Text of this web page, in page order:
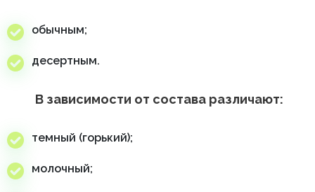
обычным;
десертным.
В зависимости от состава различают:
темный (горький);
молочный;